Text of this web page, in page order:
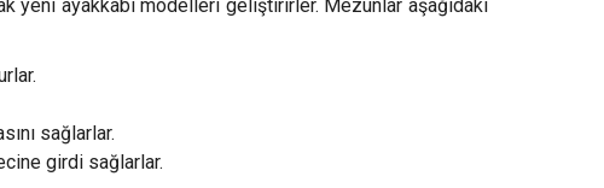
yeni ayakkabı modelleri geliştirirler. Mezunlar aşağıdaki
sağlarlar.
girdi sağlarlar.